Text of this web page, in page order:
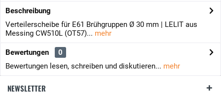
Beschreibung
Verteilerscheibe für E61 Brühgruppen Ø 30 mm | LELIT aus
Messing CW510L (OT57)... mehr
Bewertungen
0
Bewertungen lesen, schreiben und diskutieren... mehr
NEWSLETTER